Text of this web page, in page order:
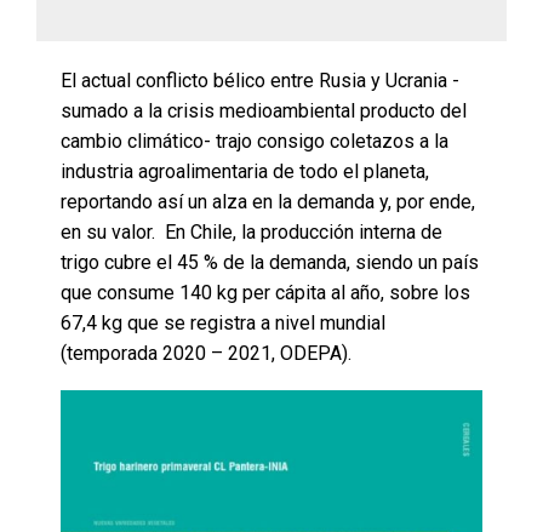
El actual conflicto bélico entre Rusia y Ucrania -
sumado a la crisis medioambiental producto del
cambio climático- trajo consigo coletazos a la
industria agroalimentaria de todo el planeta,
reportando así un alza en la demanda y, por ende,
en su valor. En Chile, la producción interna de
trigo cubre el 45 % de la demanda, siendo un país
que consume 140 kg per cápita al año, sobre los
67,4 kg que se registra a nivel mundial
(temporada 2020 – 2021, ODEPA).